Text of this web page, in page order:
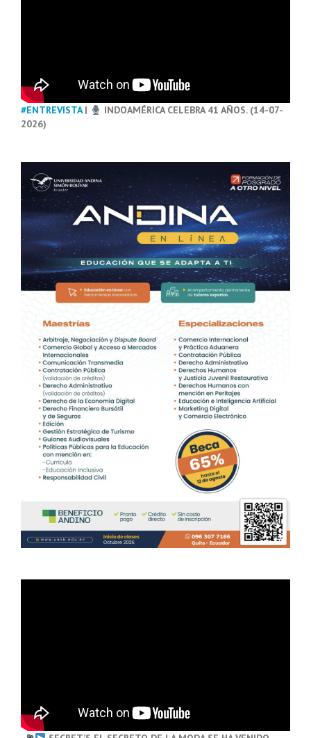
#ENTREVISTA|
INDOAMÉRICA CELEBRA 41 AÑOS. (14-07-
2026)